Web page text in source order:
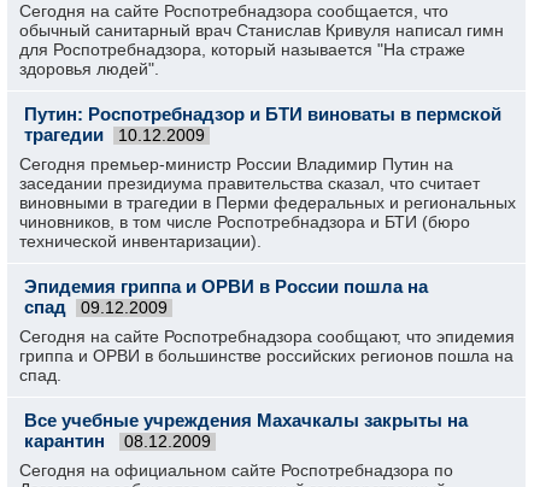
Сегодня на сайте Роспотребнадзора сообщается, что
обычный санитарный врач Станислав Кривуля написал гимн
для Роспотребнадзора, который называется "На страже
здоровья людей".
Путин: Роспотребнадзор и БТИ виноваты в пермской
трагедии
10.12.2009
Сегодня премьер-министр России Владимир Путин на
заседании президиума правительства сказал, что считает
виновными в трагедии в Перми федеральных и региональных
чиновников, в том числе Роспотребнадзора и БТИ (бюро
технической инвентаризации).
Эпидемия гриппа и ОРВИ в России пошла на
спад
09.12.2009
Сегодня на сайте Роспотребнадзора сообщают, что эпидемия
гриппа и ОРВИ в большинстве российских регионов пошла на
спад.
Все учебные учреждения Махачкалы закрыты на
карантин
08.12.2009
Сегодня на официальном сайте Роспотребнадзора по